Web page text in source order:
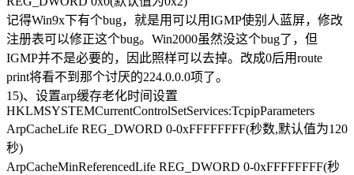
记得Win9x下有个bug，就是用可以用IGMP使别人蓝屏，修改
注册表可以修正这个bug。Win2000虽然没这个bug了，但
IGMP并不是必要的，因此照样可以去掉。改成0后用route
print将看不到那个讨厌的224.0.0.0项了。
15)、设置arp缓存老化时间设置
HKLMSYSTEMCurrentControlSetServices:TcpipParameters
ArpCacheLife REG_DWORD 0-0xFFFFFFFF(秒数,默认值为120
秒)
ArpCacheMinReferencedLife REG_DWORD 0-0xFFFFFFFF(秒